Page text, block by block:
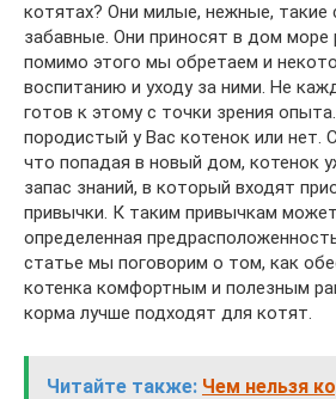
котятах? Они милые, нежные, такие
забавные. Они приносят в дом
помимо этого мы обретаем и
воспитанию и уходу за ними. Не
готов к этому с точки зрения
породистый у Вас котенок или нет.
что попадая в новый дом, котенок
запас знаний, в который входят
привычки. К таким привычкам
определенная
статье мы поговорим о том, как
котенка комфортным и полезным
корма лучше подходят для котят.
Читайте также: Чем нельзя